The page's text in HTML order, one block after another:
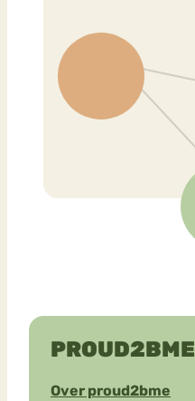
PROUD2BME
Over proud2bme